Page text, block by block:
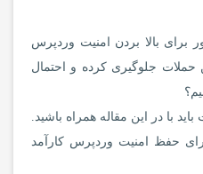
بالا بردن امنیت وردپرس
حملات جلوگیری کرده و احتمال
با در این مقاله همراه باشید.
حفظ امنیت وردپرس کارآمد